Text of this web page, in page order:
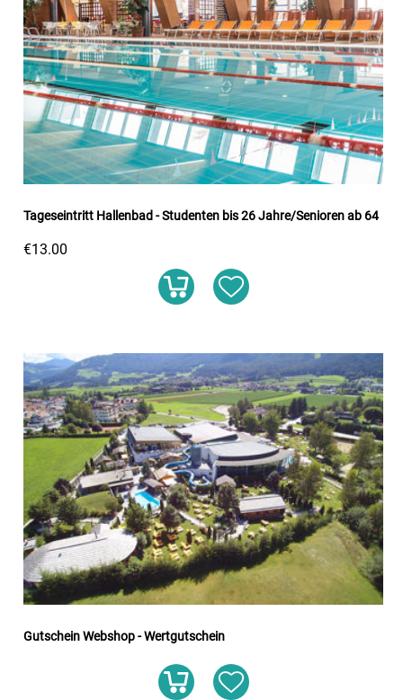
Tageseintritt Hallenbad - Studenten bis 26 Jahre/Senioren ab 64
€13.00
Gutschein Webshop - Wertgutschein